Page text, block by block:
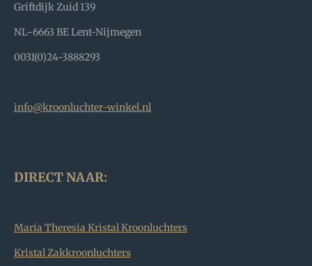
Griftdijk Zuid 139
NL-6663 BE Lent-Nijmegen
0031(0)24-3888293
info@kroonluchter-winkel.nl
DIRECT NAAR:
Maria Theresia Kristal Kroonluchters
Kristal Zakkroonluchters